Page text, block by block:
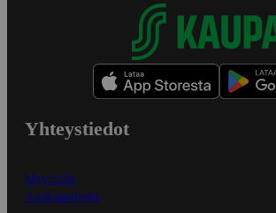
Yhteystiedot
Myymälät
Asiakaspalvelu